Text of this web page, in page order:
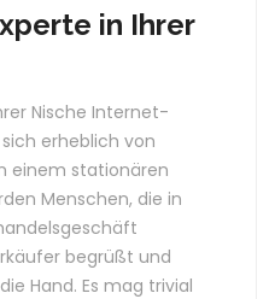
in Ihrer
Nische Internet-
erheblich von
einem stationären
Menschen, die in
begrüßt und
Hand. Es mag trivial